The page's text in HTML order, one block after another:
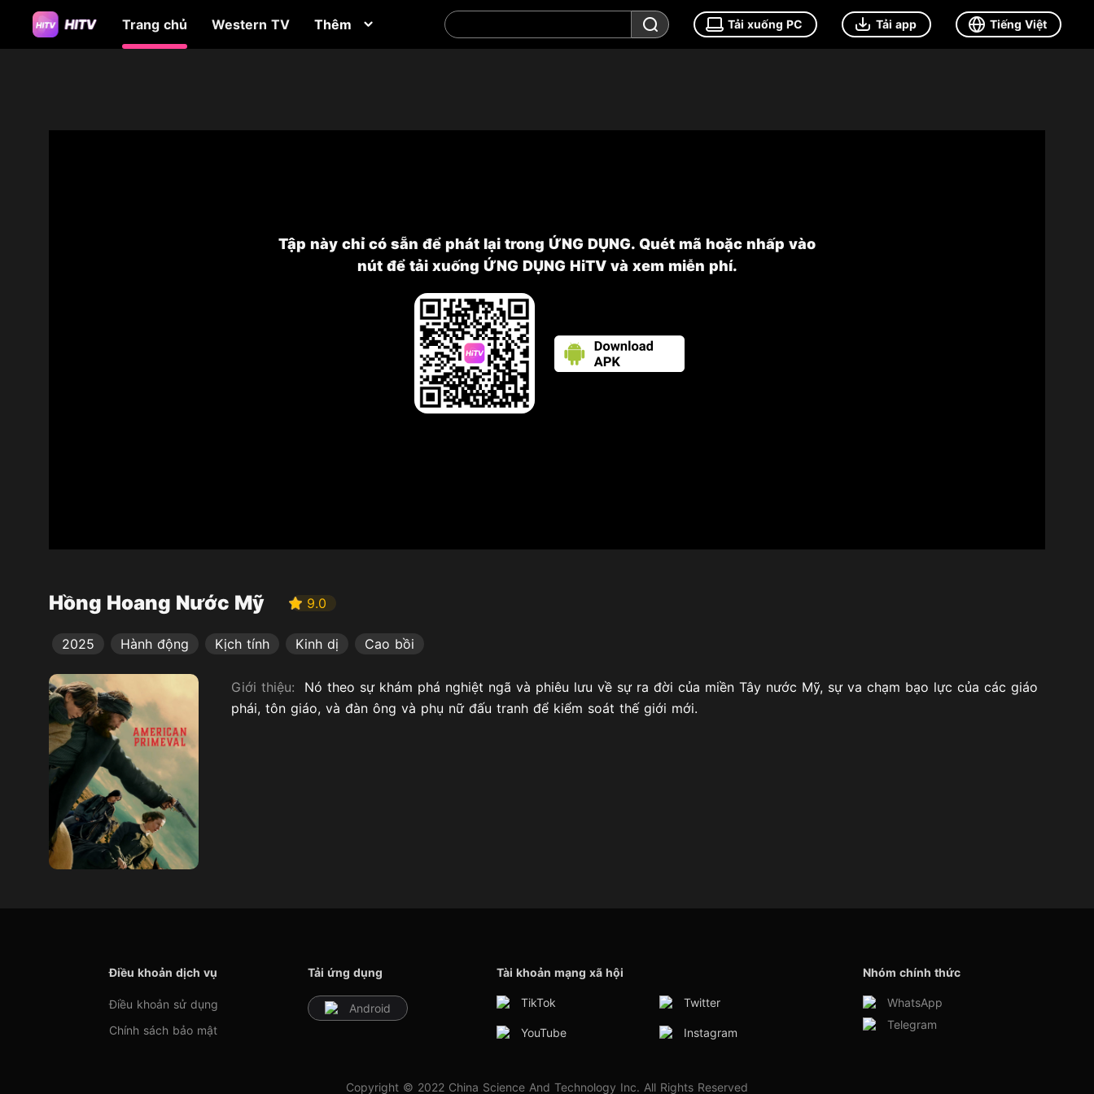
Trang chủ Western TV Thêm Tải xuống PC Tải app Tiếng Việt
Tập này chỉ có sẵn để phát lại trong ỨNG DỤNG. Quét mã hoặc nhấp vào
nút để tải xuống ỨNG DỤNG HiTV và xem miễn phí.
Hồng Hoang Nước Mỹ 9.0
2025 Hành động Kịch tính Kinh dị Cao bồi
Giới thiệu: Nó theo sự khám phá nghiệt ngã và phiêu lưu về sự ra đời của miền Tây nước Mỹ, sự va chạm bạo lực của các giáo
phái, tôn giáo, và đàn ông và phụ nữ đấu tranh để kiểm soát thế giới mới.
Điều khoản dịch vụ
Điều khoản sử dụng
Chính sách bảo mật
Tải ứng dụng
Android
Tài khoản mạng xã hội
TikTok Twitter
YouTube Instagram
Nhóm chính thức
WhatsApp
Telegram
Copyright © 2022 China Science And Technology Inc. All Rights Reserved